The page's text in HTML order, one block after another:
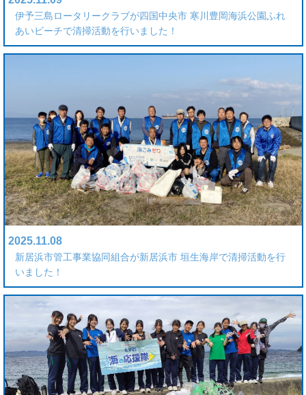
伊予三島ロータリークラブが四国中央市 寒川豊岡海浜公園ふれ
あいビーチで清掃活動を行いました！
2025.11.08
新居浜市管工事業協同組合が新居浜市 垣生海岸で清掃活動を行
いました！